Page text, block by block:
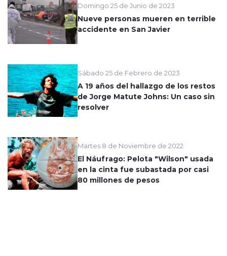
Domingo 25 de Junio de 2023
Nueve personas mueren en terrible
accidente en San Javier
Sábado 25 de Febrero de 2023
A 19 años del hallazgo de los restos
de Jorge Matute Johns: Un caso sin
resolver
Martes 8 de Noviembre de 2022
El Náufrago: Pelota "Wilson" usada
en la cinta fue subastada por casi
80 millones de pesos